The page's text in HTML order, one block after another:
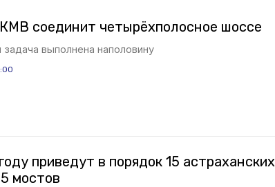
соединит четырёхполосное шоссе
выполнена наполовину
приведут в порядок 15 астраханских
мостов